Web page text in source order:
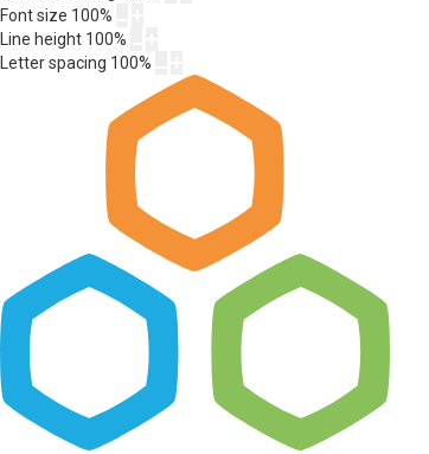
Font size 100%
Line height 100%
Letter spacing 100%